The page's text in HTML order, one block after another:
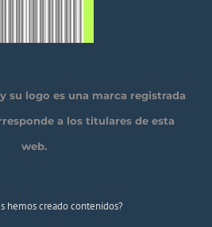
su logo es una marca registrada
a los titulares de esta
web.
hemos creado contenidos?